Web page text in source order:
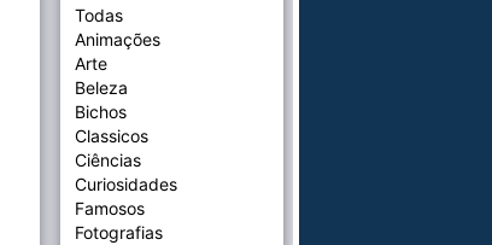
Todas
Animações
Arte
Beleza
Bichos
Classicos
Ciências
Curiosidades
Famosos
Fotografias